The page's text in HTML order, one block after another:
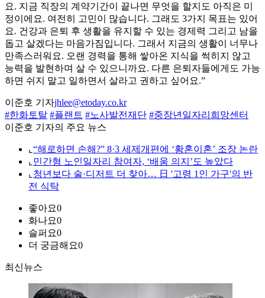
요. 지금 직장의 계약기간이 끝나면 무엇을 할지도 아직은 미
정이에요. 여전히 고민이 많습니다. 그래도 3가지 목표는 있어
요. 건강과 은퇴 후 생활을 유지할 수 있는 경제력 그리고 남을
돕고 살겠다는 마음가짐입니다. 그래서 지금의 생활이 너무나
만족스러워요. 오랜 경력을 통해 쌓아온 지식을 썩히지 않고
능력을 발현하며 살 수 있으니까요. 다른 은퇴자들에게도 가능
하면 쉬지 말고 일하면서 살라고 권하고 싶어요.”
이준호 기자jhlee@etoday.co.kr
#한화토탈 #플랜트 #노사발전재단 #중장년일자리희망센터
이준호 기자의 주요 뉴스
⌞ “해로하면 손해?” 8·3 세제개편에 ‘황혼이혼’ 조장 논란
⌞ 민간형 노인일자리 참여자, ‘배움 의지’도 높았다
⌞ 청년보다 술·디저트 더 찾아… 日 '고령 1인 가구'의 반
전 식탁
좋아요0
화나요0
슬퍼요0
더 궁금해요0
최신뉴스